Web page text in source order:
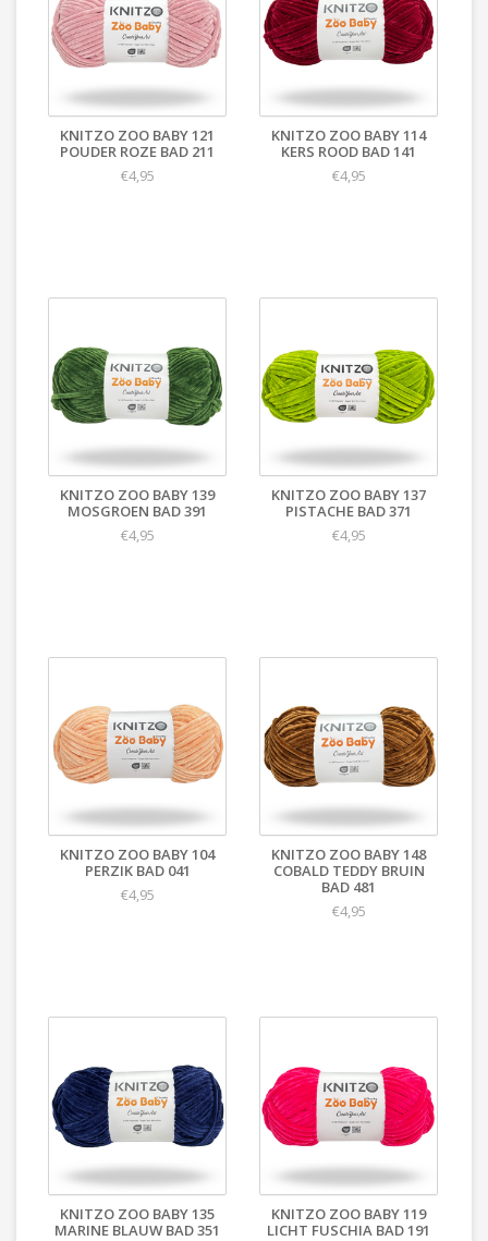
KNITZO ZOO BABY 121
POUDER ROZE BAD 211
€4,95
KNITZO ZOO BABY 114
KERS ROOD BAD 141
€4,95
KNITZO ZOO BABY 139
MOSGROEN BAD 391
€4,95
KNITZO ZOO BABY 137
PISTACHE BAD 371
€4,95
KNITZO ZOO BABY 104
PERZIK BAD 041
€4,95
KNITZO ZOO BABY 148
COBALD TEDDY BRUIN
BAD 481
€4,95
KNITZO ZOO BABY 135
MARINE BLAUW BAD 351
KNITZO ZOO BABY 119
LICHT FUSCHIA BAD 191